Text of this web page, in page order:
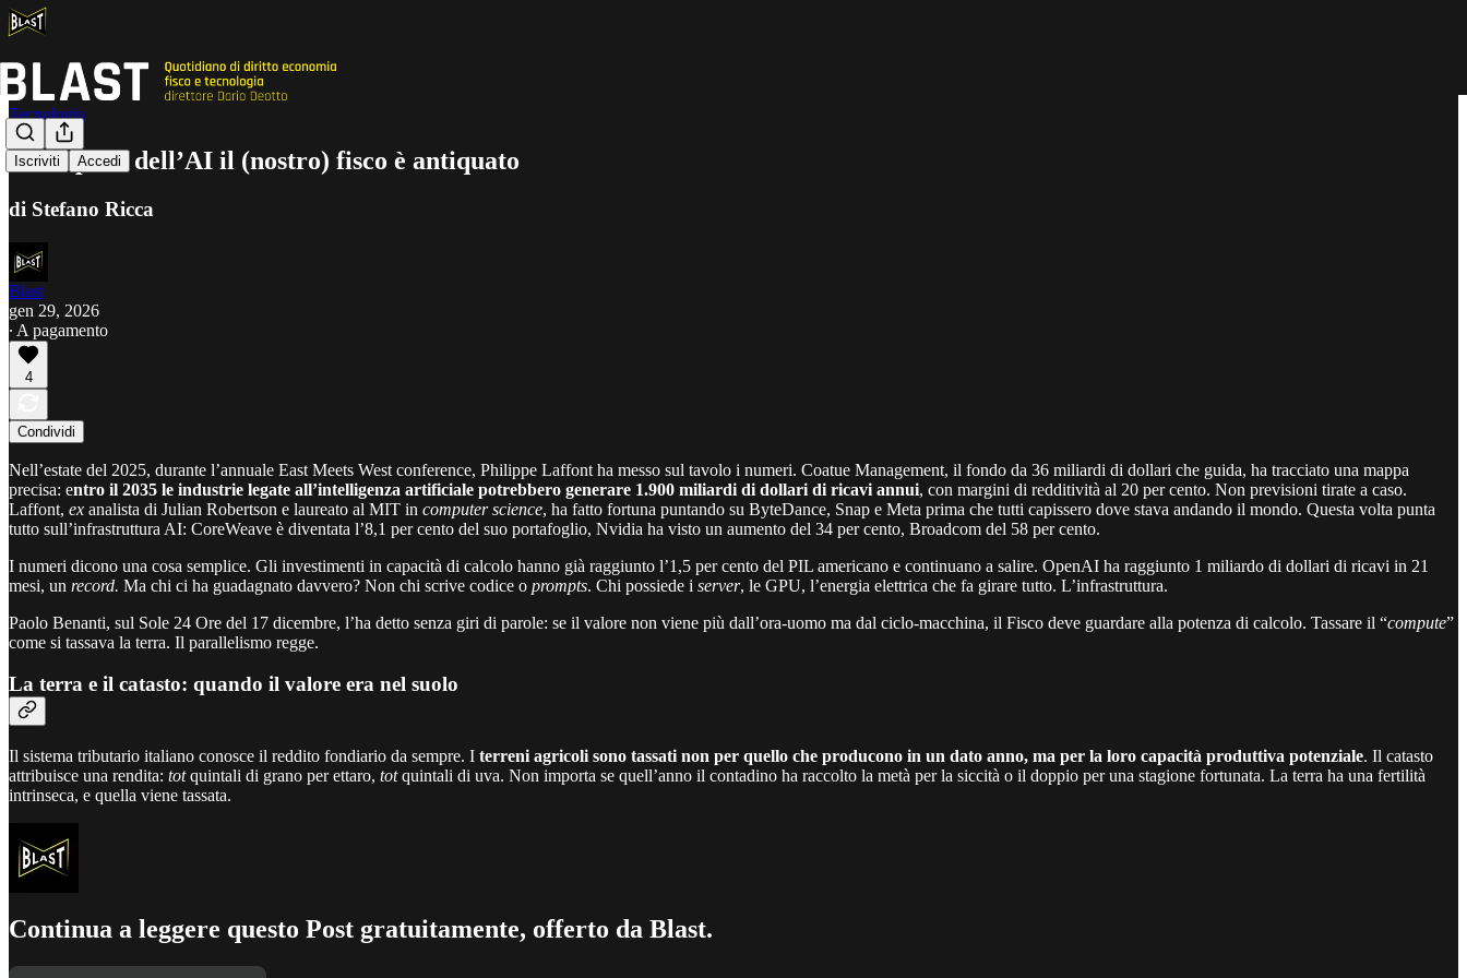
Iscriviti Accedi
Tecnologia
Nell’epoca dell’AI il (nostro) fisco è antiquato
di Stefano Ricca
Blast
gen 29, 2026
∙ A pagamento
4
Condividi
Nell’estate del 2025, durante l’annuale East Meets West conference, Philippe Laffont ha messo sul tavolo i numeri. Coatue Management, il fondo da 36 miliardi di dollari che guida, ha tracciato una mappa
precisa: entro il 2035 le industrie legate all’intelligenza artificiale potrebbero generare 1.900 miliardi di dollari di ricavi annui, con margini di redditività al 20 per cento. Non previsioni tirate a caso.
Laffont, ex analista di Julian Robertson e laureato al MIT in computer science, ha fatto fortuna puntando su ByteDance, Snap e Meta prima che tutti capissero dove stava andando il mondo. Questa volta punta
tutto sull’infrastruttura AI: CoreWeave è diventata l’8,1 per cento del suo portafoglio, Nvidia ha visto un aumento del 34 per cento, Broadcom del 58 per cento.
I numeri dicono una cosa semplice. Gli investimenti in capacità di calcolo hanno già raggiunto l’1,5 per cento del PIL americano e continuano a salire. OpenAI ha raggiunto 1 miliardo di dollari di ricavi in 21
mesi, un record. Ma chi ci ha guadagnato davvero? Non chi scrive codice o prompts. Chi possiede i server, le GPU, l’energia elettrica che fa girare tutto. L’infrastruttura.
Paolo Benanti, sul Sole 24 Ore del 17 dicembre, l’ha detto senza giri di parole: se il valore non viene più dall’ora-uomo ma dal ciclo-macchina, il Fisco deve guardare alla potenza di calcolo. Tassare il “compute”
come si tassava la terra. Il parallelismo regge.
La terra e il catasto: quando il valore era nel suolo
Il sistema tributario italiano conosce il reddito fondiario da sempre. I terreni agricoli sono tassati non per quello che producono in un dato anno, ma per la loro capacità produttiva potenziale. Il catasto
attribuisce una rendita: totquintali di grano per ettaro, totquintali di uva. Non importa se quell’anno il contadino ha raccolto la metà per la siccità o il doppio per una stagione fortunata. La terra ha una fertilità
intrinseca, e quella viene tassata.
Continua a leggere questo Post gratuitamente, offerto da Blast.